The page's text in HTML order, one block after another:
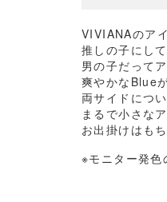
VIVIANAのア
推しの子にし
男の子だって
爽やかなBlue
両サイドにつ
まるで小さな
お出掛けはも
※モニター発色